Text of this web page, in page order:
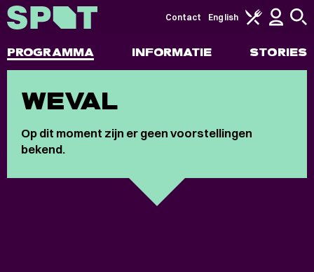
PROGRAMMA INFORMATIE STORIES
Contact English
WEVAL
Op dit moment zijn er geen voorstellingen
bekend.